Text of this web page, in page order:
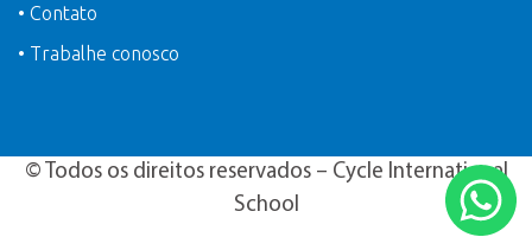
• Contato
• Trabalhe conosco
© Todos os direitos reservados – Cycle International
School